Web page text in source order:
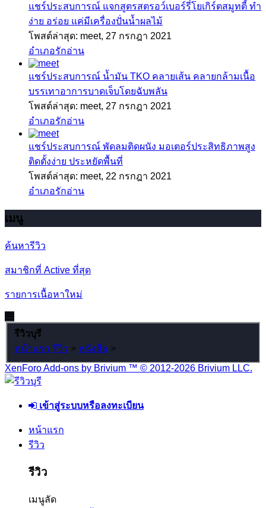
แชร์ประสบการณ์ แจกสูตรสตรอว์เบอร์รี่โยเกิร์ตสมูทตี้ ทำ
ง่าย อร่อย แค่มีเครื่องปั่นน้ำผลไม้
โพสต์ล่าสุด: meet, 27 กรกฎา 2021
อำเภอรักอ่าน
แชร์ประสบการณ์ น้ำมัน TKO คลายเส้น คลายกล้ามเนื้อ
บรรเทาอาการบาดเจ็บโดยฉับพลัน
โพสต์ล่าสุด: meet, 27 กรกฎา 2021
อำเภอรักอ่าน
แชร์ประสบการณ์ พัดลมติดผนัง มอเตอร์ประสิทธิภาพสูง
ติดตั้งง่าย ประหยัดพื้นที่
โพสต์ล่าสุด: meet, 22 กรกฎา 2021
อำเภอรักอ่าน
เมนู
ค้นหารีวิว
สมาชิกที่ Active ที่สุด
รายการเนื้อหาใหม่
รีวิวบุรี
หน้าแรก รีวิว > หนังสือ >
XenForo Add-ons by Brivium ™ © 2012-2026 Brivium LLC.
เข้าสู่ระบบหรือลงทะเบียน
หน้าแรก
รีวิว
รีวิว
เมนูลัด